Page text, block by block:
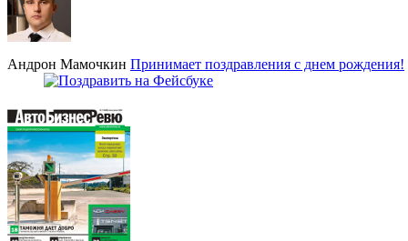
Андрон Мамочкин Принимает поздравления с днем рождения!